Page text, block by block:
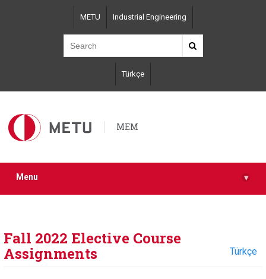
METU Industrial Engineering
Türkçe
MEM
Menu ▾
Fall 2022 Elective Course
Assignments
Türkçe